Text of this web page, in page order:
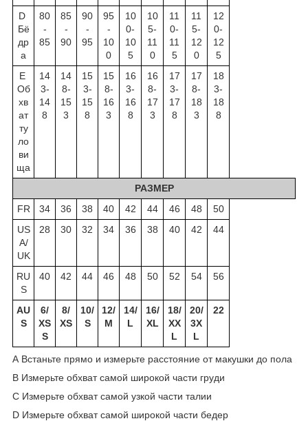
D
Бё
др
а
80
-
85
85
-
90
90
-
95
95
-
10
0
10
0-
10
5
10
5-
11
0
11
0-
11
5
11
5-
12
0
12
0-
12
5
E
Об
хв
ат
ту
ло
ви
ща
14
3-
14
8
14
8-
15
3
15
3-
15
8
15
8-
16
3
16
3-
16
8
16
8-
17
3
17
3-
17
8
17
8-
18
3
18
3-
18
8
РАЗМЕР
FR
34 36 38 40 42 44 46 48
50
US
A/
UK
28 30 32 34 36 38 40 42 44
RU
S
40 42 44 46 48 50 52 54 56
AU
S
6/
XS
S
8/
XS
10/
S
12/
M
14/
L
16/
XL
18/
XX
L
20/
3X
L
22
A Встаньте прямо и измерьте расстояние от макушки до пола
B Измерьте обхват самой широкой части груди
C Измерьте обхват самой узкой части талии
D Измерьте обхват самой широкой части бедер